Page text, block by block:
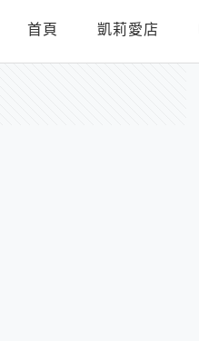
首頁 凱莉愛店